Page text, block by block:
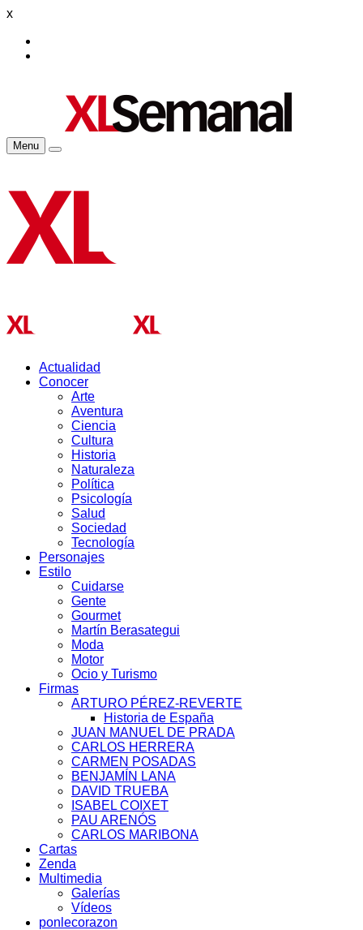
x
Menu
Actualidad
Conocer
Arte
Aventura
Ciencia
Cultura
Historia
Naturaleza
Política
Psicología
Salud
Sociedad
Tecnología
Personajes
Estilo
Cuidarse
Gente
Gourmet
Martín Berasategui
Moda
Motor
Ocio y Turismo
Firmas
ARTURO PÉREZ-REVERTE
Historia de España
JUAN MANUEL DE PRADA
CARLOS HERRERA
CARMEN POSADAS
BENJAMÍN LANA
DAVID TRUEBA
ISABEL COIXET
PAU ARENÓS
CARLOS MARIBONA
Cartas
Zenda
Multimedia
Galerías
Vídeos
ponlecorazon